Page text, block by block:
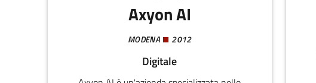
Axyon AI
MODENA 2012
Digitale